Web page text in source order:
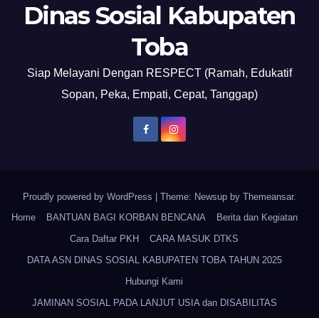
Dinas Sosial Kabupaten
Toba
Siap Melayani Dengan RESPECT (Ramah, Edukatif
Sopan, Peka, Empati, Cepat, Tanggap)
Proudly powered by WordPress Theme: Newsup by Themeansar.
Home
BANTUAN BAGI KORBAN BENCANA
Berita dan Kegiatan
Cara Daftar PKH
CARA MASUK DTKS
DATA ASN DINAS SOSIAL KABUPATEN TOBA TAHUN 2025
Hubungi Kami
JAMINAN SOSIAL PADA LANJUT USIA dan DISABILITAS